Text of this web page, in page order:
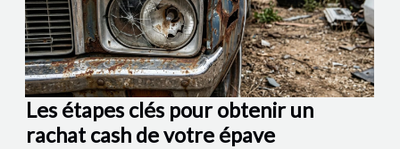
Les étapes clés pour obtenir un
rachat cash de votre épave